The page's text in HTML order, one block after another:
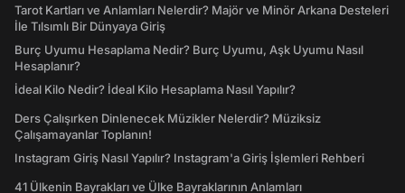
Tarot Kartları ve Anlamları Nelerdir? Majör ve Minör Arkana Desteleri
İle Tılsımlı Bir Dünyaya Giriş
Burç Uyumu Hesaplama Nedir? Burç Uyumu, Aşk Uyumu Nasıl
Hesaplanır?
İdeal Kilo Nedir? İdeal Kilo Hesaplama Nasıl Yapılır?
Ders Çalışırken Dinlenecek Müzikler Nelerdir? Müziksiz
Çalışamayanlar Toplanın!
Instagram Giriş Nasıl Yapılır? Instagram'a Giriş İşlemleri Rehberi
41 Ülkenin Bayrakları ve Ülke Bayraklarının Anlamları